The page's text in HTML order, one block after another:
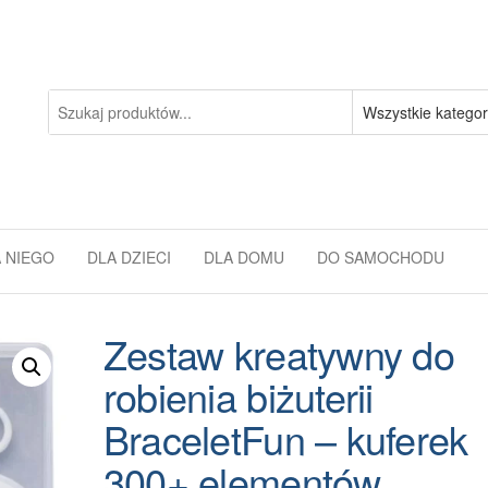
NIEGO DLA DZIECI DLA DOMU DO SAMOCHODU
Zestaw kreatywny do
robienia biżuterii
BraceletFun – kuferek